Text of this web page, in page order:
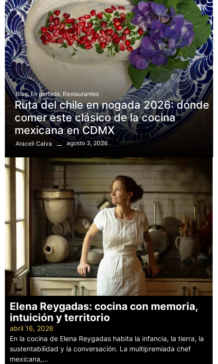
Blog, En portada Restaurantes
Ruta del chile en nogada 2026: dónde
comer este clásico de la cocina
mexicana en CDMX
Araceli Calva agosto 3, 2026
Elena Reygadas: cocina con memoria,
intuición y territorio
abril 16, 2026
En la cocina de Elena Reygadas habita la infancia, la tierra, la
sustentabilidad y la conversación. La multipremiada chef
mexicana,...